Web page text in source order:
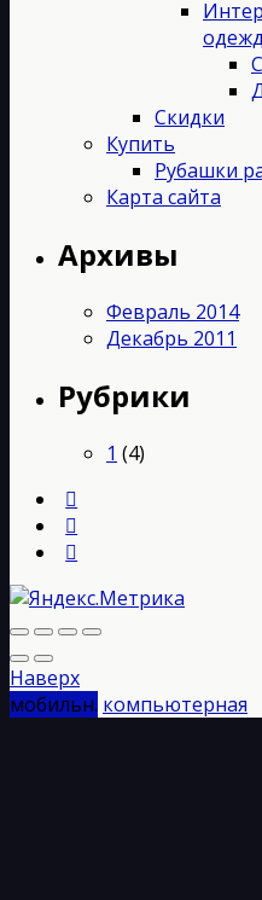
Скидки
Купить
Рубашки
Карта сайта
Архивы
Февраль 2014
Декабрь 2011
Рубрики
1 (4)
Наверх
мобильн. компьютерная